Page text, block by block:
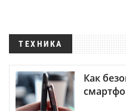
ТЕХНИКА
Как